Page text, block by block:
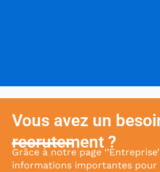
Vous avez un
recrutement ?
Grâce à notre page
informations importantes pour